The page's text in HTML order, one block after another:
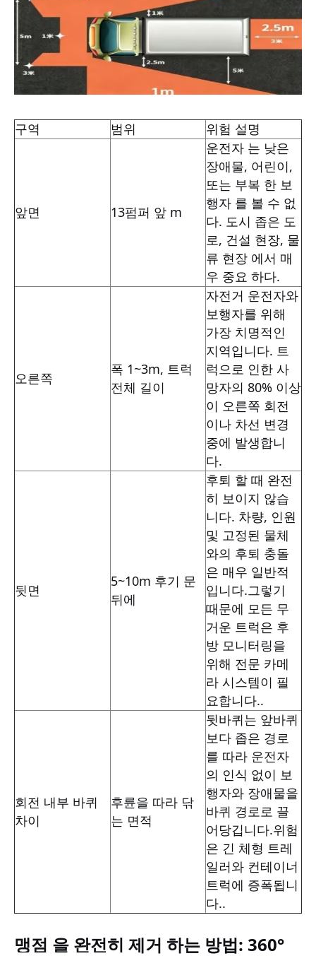
구역 범위 위험 설명
앞면 13펌퍼 앞 m
운전자 는 낮은
장애물, 어린이,
또는 부복 한 보
행자 를 볼 수 없
다. 도시 좁은 도
로, 건설 현장, 물
류 현장 에서 매
우 중요 하다.
오른쪽
폭 1~3m, 트럭
전체 길이
자전거 운전자와
보행자를 위해
가장 치명적인
지역입니다. 트
럭으로 인한 사
망자의 80% 이상
이 오른쪽 회전
이나 차선 변경
중에 발생합니
다.
뒷면
5~10m 후기 문
뒤에
후퇴 할 때 완전
히 보이지 않습
니다. 차량, 인원
및 고정된 물체
와의 후퇴 충돌
은 매우 일반적
입니다.그렇기
때문에 모든 무
거운 트럭은 후
방 모니터링을
위해 전문 카메
라 시스템이 필
요합니다..
회전 내부 바퀴
차이
후륜을 따라 닦
는 면적
뒷바퀴는 앞바퀴
보다 좁은 경로
를 따라 운전자
의 인식 없이 보
행자와 장애물을
바퀴 경로로 끌
어당깁니다.위험
은 긴 체형 트레
일러와 컨테이너
트럭에 증폭됩니
다..
맹점 을 완전히 제거 하는 방법: 360°